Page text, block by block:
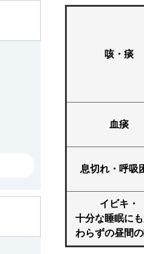
咳・痰
血痰
息切れ・呼吸
イビキ・
十分な睡眠に
わらずの昼間